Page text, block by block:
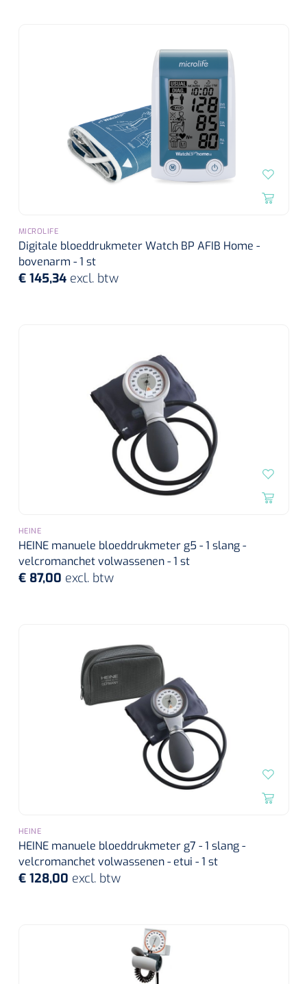
MICROLIFE
Digitale bloeddrukmeter Watch BP AFIB Home -
bovenarm - 1 st
€ 145,34 excl. btw
HEINE
HEINE manuele bloeddrukmeter g5 - 1 slang -
velcromanchet volwassenen - 1 st
€ 87,00 excl. btw
HEINE
HEINE manuele bloeddrukmeter g7 - 1 slang -
velcromanchet volwassenen - etui - 1 st
€ 128,00 excl. btw